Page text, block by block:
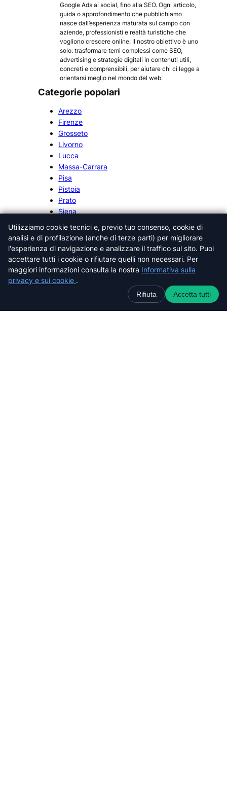
Google Ads ai social, fino alla SEO. Ogni articolo,
guida o approfondimento che pubblichiamo
nasce dall’esperienza maturata sul campo con
aziende, professionisti e realtà turistiche che
vogliono crescere online. Il nostro obiettivo è uno
solo: trasformare temi complessi come SEO,
advertising e strategie digitali in contenuti utili,
concreti e comprensibili, per aiutare chi ci legge a
orientarsi meglio nel mondo del web.
Categorie popolari
Arezzo
Firenze
Grosseto
Livorno
Lucca
Massa-Carrara
Pisa
Pistoia
Prato
Siena
Cerca nel sito web
C
r
Utilizziamo cookie tecnici e, previo tuo consenso, cookie di
analisi e di profilazione (anche di terze parti) per migliorare
l'esperienza di navigazione e analizzare il traffico sul sito. Puoi
accettare tutti i cookie o rifiutare quelli non necessari. Per
maggiori informazioni consulta la nostra Informativa sulla
privacy e sui cookie .
Rifiuta Accetta tutti